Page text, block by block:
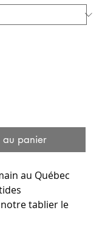
au panier
au Québec
tablier le